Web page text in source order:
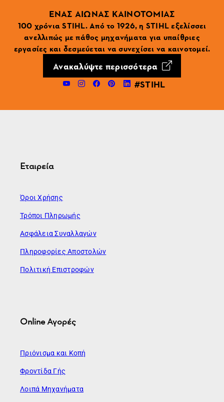
ΕΝΑΣ ΑΙΩΝΑΣ ΚΑΙΝΟΤΟΜΙΑΣ
100 χρόνια STIHL. Από το 1926, η STIHL εξελίσσει
ανελλιπώς με πάθος μηχανήματα για υπαίθριες
εργασίες και δεσμεύεται να συνεχίσει να καινοτομεί.
Ανακαλύψτε περισσότερα
#STIHL
Εταιρεία
Όροι Χρήσης
Τρόποι Πληρωμής
Ασφάλεια Συναλλαγών
Πληροφορίες Αποστολών
Πολιτική Επιστροφών
Online Αγορές
Πριόνισμα και Κοπή
Φροντίδα Γής
Λοιπά Μηχανήματα